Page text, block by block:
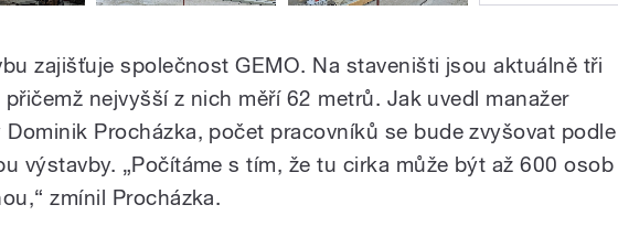
zajišťuje společnost GEMO. Na staveništi jsou aktuálně tři
přičemž nejvyšší z nich měří 62 metrů. Jak uvedl manažer
Dominik Procházka, počet pracovníků se bude zvyšovat podle
výstavby. „Počítáme s tím, že tu cirka může být až 600 osob
zmínil Procházka.